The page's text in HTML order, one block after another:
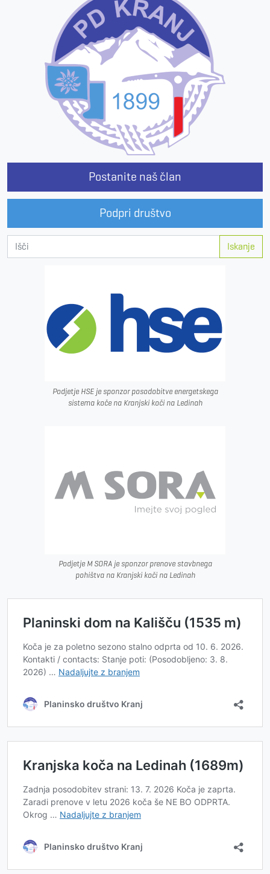
Postanite naš član
Podpri društvo
Iskanje
Podjetje HSE je sponzor posodobitve energetskega
sistema koče na Kranjski koči na Ledinah
Podjetje M SORA je sponzor prenove stavbnega
pohištva na Kranjski koči na Ledinah